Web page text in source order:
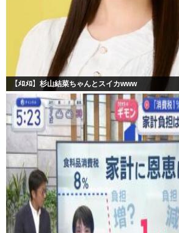
【ﾒﾛﾒﾛ】杉山結菜ちゃんとスイカwww